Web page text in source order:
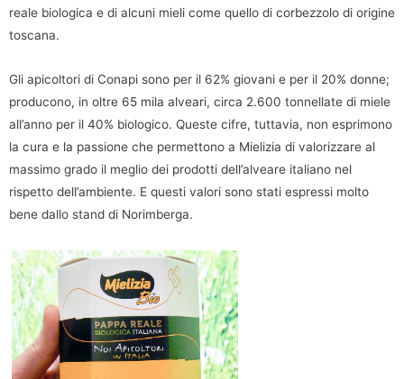
reale biologica e di alcuni mieli come quello di corbezzolo di origine
toscana.
Gli apicoltori di Conapi sono per il 62% giovani e per il 20% donne;
producono, in oltre 65 mila alveari, circa 2.600 tonnellate di miele
all’anno per il 40% biologico. Queste cifre, tuttavia, non esprimono
la cura e la passione che permettono a Mielizia di valorizzare al
massimo grado il meglio dei prodotti dell’alveare italiano nel
rispetto dell’ambiente. E questi valori sono stati espressi molto
bene dallo stand di Norimberga.